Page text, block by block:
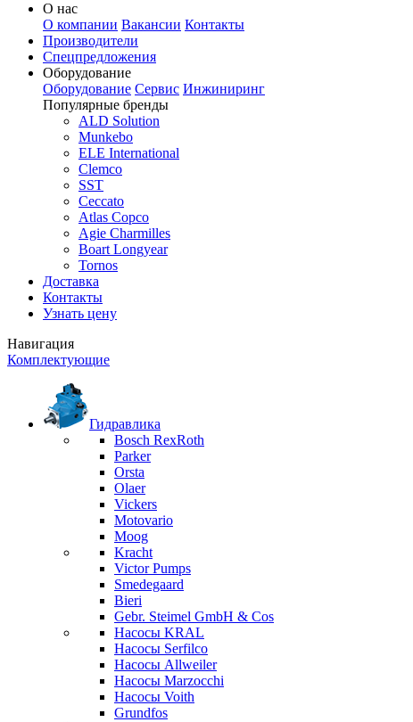
О нас
О компании Вакансии Контакты
Производители
Спецпредложения
Оборудование
Оборудование Сервис Инжиниринг
Популярные бренды
ALD Solution
Munkebo
ELE International
Clemco
SST
Ceccato
Atlas Copco
Agie Charmilles
Boart Longyear
Tornos
Доставка
Контакты
Узнать цену
Навигация
Комплектующие
Гидравлика
Bosch RexRoth
Parker
Orsta
Olaer
Vickers
Motovario
Moog
Kracht
Victor Pumps
Smedegaard
Bieri
Gebr. Steimel GmbH & Cos
Насосы KRAL
Насосы Serfilco
Насосы Allweiler
Насосы Marzocchi
Насосы Voith
Grundfos